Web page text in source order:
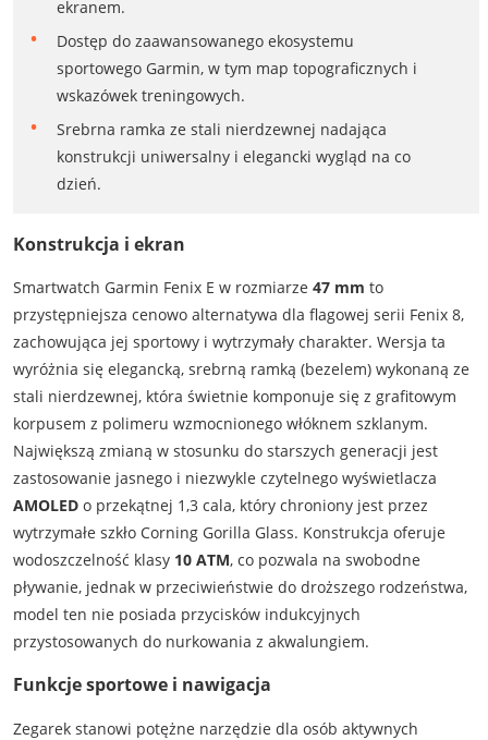
ekranem.
Dostęp do zaawansowanego ekosystemu
sportowego Garmin, w tym map topograficznych i
wskazówek treningowych.
Srebrna ramka ze stali nierdzewnej nadająca
konstrukcji uniwersalny i elegancki wygląd na co
dzień.
Konstrukcja i ekran
Smartwatch Garmin Fenix E w rozmiarze 47 mm to
przystępniejsza cenowo alternatywa dla flagowej serii Fenix 8,
zachowująca jej sportowy i wytrzymały charakter. Wersja ta
wyróżnia się elegancką, srebrną ramką (bezelem) wykonaną ze
stali nierdzewnej, która świetnie komponuje się z grafitowym
korpusem z polimeru wzmocnionego włóknem szklanym.
Największą zmianą w stosunku do starszych generacji jest
zastosowanie jasnego i niezwykle czytelnego wyświetlacza
AMOLEDo przekątnej 1,3 cala, który chroniony jest przez
wytrzymałe szkło Corning Gorilla Glass. Konstrukcja oferuje
wodoszczelność klasy 10 ATM, co pozwala na swobodne
pływanie, jednak w przeciwieństwie do droższego rodzeństwa,
model ten nie posiada przycisków indukcyjnych
przystosowanych do nurkowania z akwalungiem.
Funkcje sportowe i nawigacja
Zegarek stanowi potężne narzędzie dla osób aktywnych